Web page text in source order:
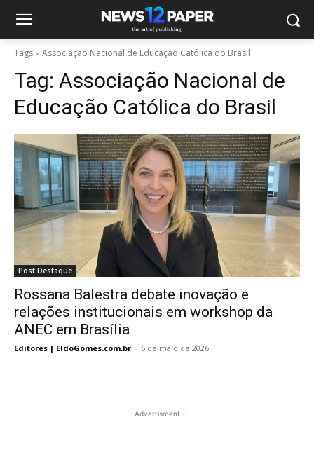
Tags Associação Nacional de Educação Católica do Brasil
Tag: Associação Nacional de
Educação Católica do Brasil
Post Destaque
Rossana Balestra debate inovação e
relações institucionais em workshop da
ANEC em Brasília
Editores | EldoGomes.com.br - 6 de maio de 2026
- Advertisment -